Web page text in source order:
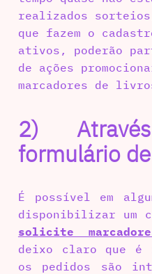
realizados
que fazem o
ativos, poderão
de ações
marcadores de
2)
formulário
É possível em
disponibilizar um
solicite
deixo claro que é
os pedidos são